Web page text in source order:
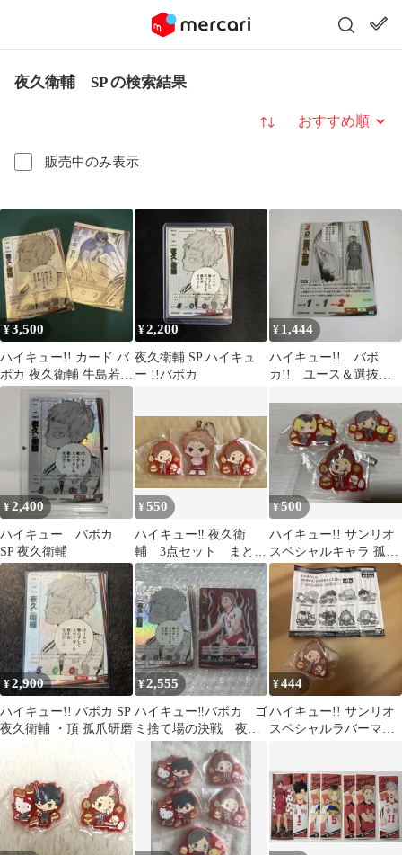
夜久衛輔 SP の検索結果
販売中のみ表示
並び替え
¥3,500
ハイキュー!! カード バ
ボカ 夜久衛輔 牛島若利
SP 2枚セット
¥2,200
夜久衛輔 SP ハイキュ
ー !!バボカ
¥ 1,444
ハイキュー!! バボ
カ!! ユース＆選抜強
¥2,400
ハイキュー バボカ
SP 夜久衛輔
¥550
ハイキュー‼︎ 夜久衛
輔 3点セット まとめ
売り
¥500
ハイキュー!! サンリオ
スペシャルキャラ 孤爪
研磨 夜久衛輔 灰羽リエ
ーフ
¥2,900
ハイキュー!! バボカ SP
夜久衛輔 ・頂 孤爪研磨
¥2,555
ハイキュー‼︎バボカ ゴ
ミ捨て場の決戦 夜久
衛輔 sp S 2枚セット
¥444
ハイキュー!! サンリオ
スペシャルラバーマス